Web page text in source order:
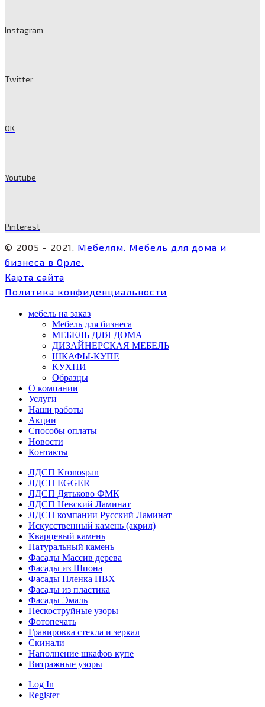
Instagram
Twitter
OK
Youtube
Pinterest
© 2005 - 2021. Мебелям. Мебель для дома и
бизнеса в Орле.
Карта сайта
Политика конфиденциальности
мебель на заказ
Мебель для бизнеса
МЕБЕЛЬ ДЛЯ ДОМА
ДИЗАЙНЕРСКАЯ МЕБЕЛЬ
ШКАФЫ-КУПЕ
КУХНИ
Образцы
О компании
Услуги
Наши работы
Акции
Способы оплаты
Новости
Контакты
ЛДСП Kronospan
ЛДСП EGGER
ЛДСП Дятьково ФМК
ЛДСП Невский Ламинат
ЛДСП компании Русский Ламинат
Искусственный камень (акрил)
Кварцевый камень
Натуральный камень
Фасады Массив дерева
Фасады из Шпона
Фасады Пленка ПВХ
Фасады из пластика
Фасады Эмаль
Пескоструйные узоры
Фотопечать
Гравировка стекла и зеркал
Скинали
Наполнение шкафов купе
Витражные узоры
Log In
Register